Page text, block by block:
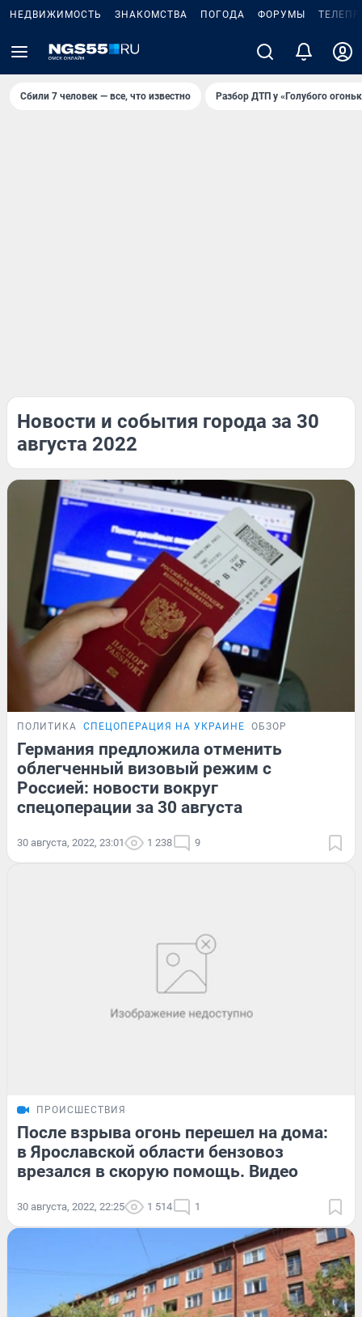
НЕДВИЖИМОСТЬ ЗНАКОМСТВА ПОГОДА ФОРУМЫ
Сбили 7 человек — все, что известно Разбор ДТП у «Голубого
Новости и события города за 30
августа 2022
ПОЛИТИКА СПЕЦОПЕРАЦИЯ НА УКРАИНЕ ОБЗОР
Германия предложила отменить
облегченный визовый режим с
Россией: новости вокруг
спецоперации за 30 августа
30 августа, 2022, 23:01 1 238 9
ПРОИСШЕСТВИЯ
После взрыва огонь перешел на дома:
в Ярославской области бензовоз
врезался в скорую помощь. Видео
30 августа, 2022, 22:25 1 514 1